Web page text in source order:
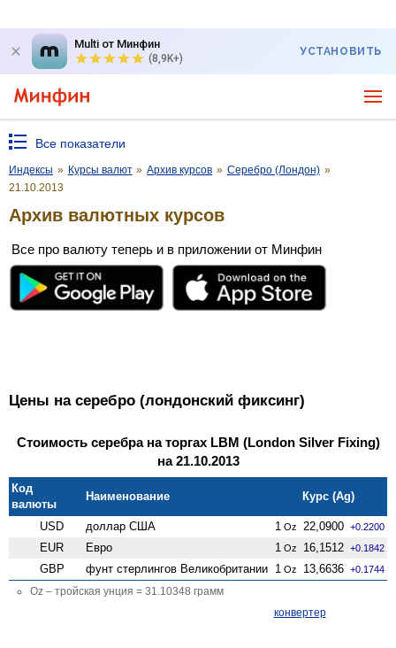
Multi от Минфин
(8,9K+)
УСТАНОВИТЬ
Все показатели
Индексы » Курсы валют » Архив курсов » Серебро (Лондон) »
21.10.2013
Архив валютных курсов
Все про валюту теперь и в приложении от Минфин
Цены на серебро (лондонский фиксинг)
Стоимость серебра на торгах LBM (London Silver Fixing)
на 21.10.2013
Код
валюты
Наименование Курс (Ag)
USD доллар США 1 Oz 22,0900 +0.2200
EUR Евро 1 Oz 16,1512 +0.1842
GBP фунт стерлингов Велико­британии 1 Oz 13,6636 +0.1744
Oz – тройская унция = 31.10348 грамм
конвертер